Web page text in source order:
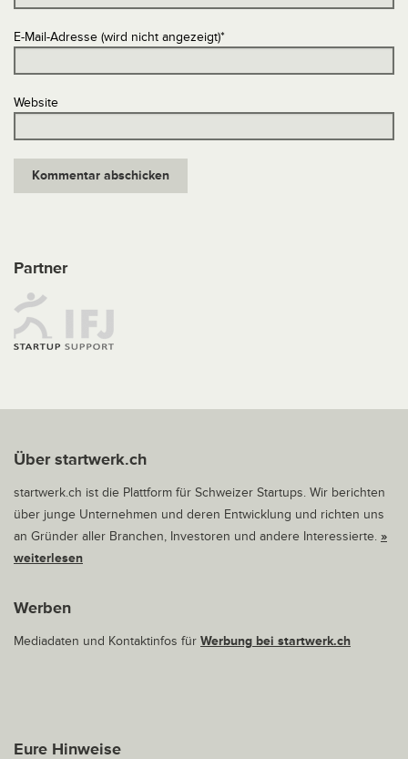
E-Mail-Adresse (wird nicht angezeigt)*
Website
Partner
Über startwerk.ch
startwerk.ch ist die Plattform für Schweizer Startups. Wir berichten
über junge Unternehmen und deren Entwicklung und richten uns
an Gründer aller Branchen, Investoren und andere Interessierte. »
weiterlesen
Werben
Mediadaten und Kontaktinfos für Werbung bei startwerk.ch
Eure Hinweise